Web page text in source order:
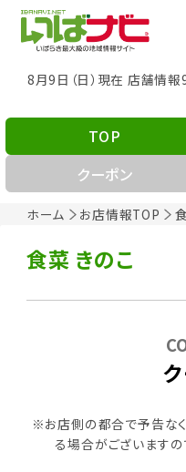
8月9日（日）現在 店舗情
ホーム お店情報TOP
TOP
クーポン
食菜 きのこ
※お店側の都合で予告な
る場合がございますの